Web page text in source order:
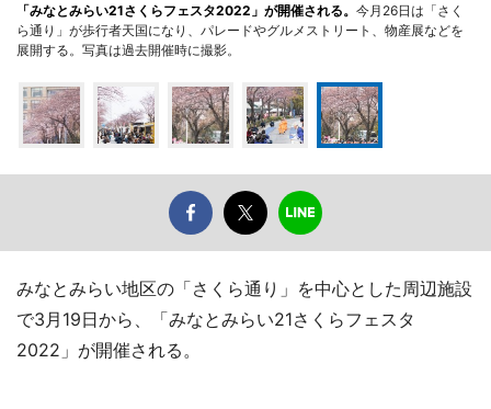
「みなとみらい21さくらフェスタ2022」が開催される。 今月26日は「さく
ら通り」が歩行者天国になり、パレードやグルメストリート、物産展などを
展開する。写真は過去開催時に撮影。
みなとみらい地区の「さくら通り」を中心とした周辺施設
で3月19日から、「みなとみらい21さくらフェスタ
2022」が開催される。